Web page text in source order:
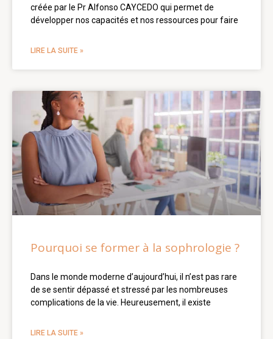
créée par le Pr Alfonso CAYCEDO qui permet de
développer nos capacités et nos ressources pour faire
LIRE LA SUITE »
Pourquoi se former à la sophrologie ?
Dans le monde moderne d’aujourd’hui, il n’est pas rare
de se sentir dépassé et stressé par les nombreuses
complications de la vie. Heureusement, il existe
LIRE LA SUITE »